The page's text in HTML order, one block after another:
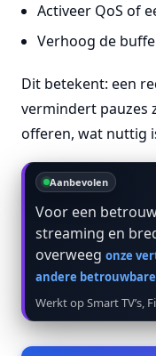
Activeer QoS of
Verhoog de
Dit betekent: een
vermindert pauzes
offeren, wat nuttig
Aanbevolen
Voor een
streaming en
overweeg onze
andere
Werkt op Smart TV’s,